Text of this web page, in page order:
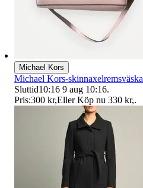
Michael Kors
Michael Kors-skinnaxelremsväska
Sluttid10:16 9 aug 10:16.
Pris:300 kr,Eller Köp nu 330 kr,.